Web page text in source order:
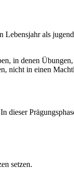
als
in denen
nicht in einen
dieser
setzen.